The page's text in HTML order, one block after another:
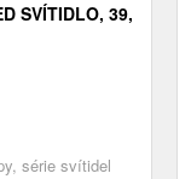
SVÍTIDLO, 39,
série svítidel